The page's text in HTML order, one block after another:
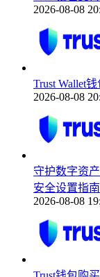
2026-08-08
Trust Wallet
2026-08-08
守护数字资
安全设置指南
2026-08-08